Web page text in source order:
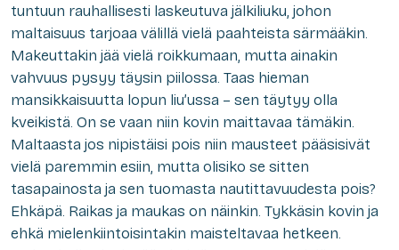
tuntuun rauhallisesti laskeutuva jälkiliuku, johon
maltaisuus tarjoaa välillä vielä paahteista särmääkin.
Makeuttakin jää vielä roikkumaan, mutta ainakin
vahvuus pysyy täysin piilossa. Taas hieman
mansikkaisuutta lopun liu’ussa – sen täytyy olla
kveikistä. On se vaan niin kovin maittavaa tämäkin.
Maltaasta jos nipistäisi pois niin mausteet pääsisivät
vielä paremmin esiin, mutta olisiko se sitten
tasapainosta ja sen tuomasta nautittavuudesta pois?
Ehkäpä. Raikas ja maukas on näinkin. Tykkäsin kovin ja
ehkä mielenkiintoisintakin maisteltavaa hetkeen.